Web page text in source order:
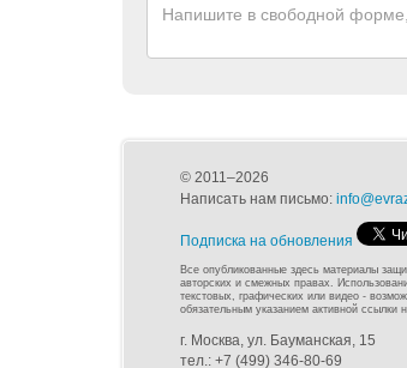
© 2011–2026
Написать нам письмо:
Подписка на обновления
Все опубликованные здесь материалы
авторских и смежных правах.
текстовых, графических или видео -
обязательным указанием активной ссылки
г. Москва, ул. Бауманская, 15
тел.: +7 (499) 346-80-69